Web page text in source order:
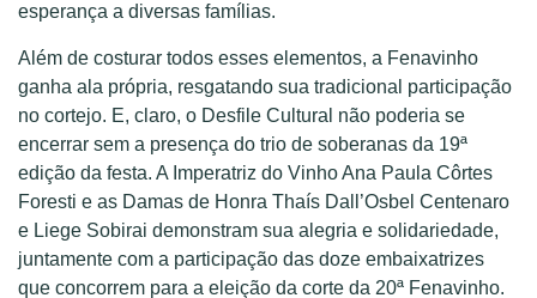
esperança a diversas famílias.
Além de costurar todos esses elementos, a Fenavinho
ganha ala própria, resgatando sua tradicional participação
no cortejo. E, claro, o Desfile Cultural não poderia se
encerrar sem a presença do trio de soberanas da 19ª
edição da festa. A Imperatriz do Vinho Ana Paula Côrtes
Foresti e as Damas de Honra Thaís Dall’Osbel Centenaro
e Liege Sobirai demonstram sua alegria e solidariedade,
juntamente com a participação das doze embaixatrizes
que concorrem para a eleição da corte da 20ª Fenavinho.